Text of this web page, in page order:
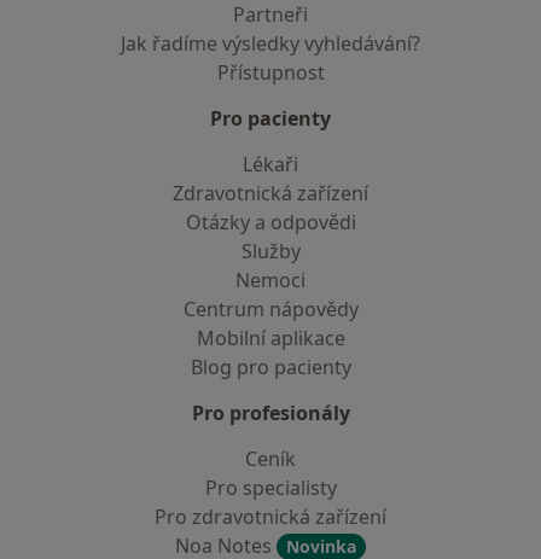
Partneři
Jak řadíme výsledky vyhledávání?
Přístupnost
Pro pacienty
Lékaři
Zdravotnická zařízení
Otázky a odpovědi
Služby
Nemoci
Centrum nápovědy
Mobilní aplikace
Blog pro pacienty
Pro profesionály
Ceník
Pro specialisty
Pro zdravotnická zařízení
Noa Notes
Novinka